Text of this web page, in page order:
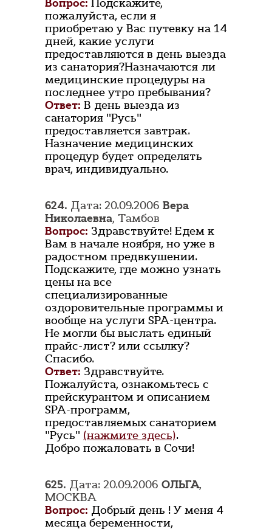
Вопрос: Подскажите,
пожалуйста, если я
приобретаю у Вас путевку на 14
дней, какие услуги
предоставляются в день выезда
из санатория?Назначаются ли
медицинские процедуры на
последнее утро пребывания?
Ответ: В день выезда из
санатория "Русь"
предоставляется завтрак.
Назначение медицинских
процедур будет определять
врач, индивидуально.
624. Дата: 20.09.2006 Вера
Николаевна, Тамбов
Вопрос: Здравствуйте! Едем к
Вам в начале ноября, но уже в
радостном предвкушении.
Подскажите, где можно узнать
цены на все
специализированные
оздоровительные программы и
вообще на услуги SPA-центра.
Не могли бы выслать единый
прайс-лист? или ссылку?
Спасибо.
Ответ: Здравствуйте.
Пожалуйста, ознакомьтесь с
прейскурантом и описанием
SPA-программ,
предоставляемых санаторием
"Русь" (нажмите здесь).
Добро пожаловать в Сочи!
625. Дата: 20.09.2006 ОЛЬГА,
МОСКВА
Вопрос: Добрый день ! У меня 4
месяца беременности,